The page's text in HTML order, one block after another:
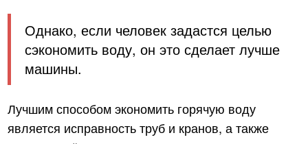
Однако, если человек задастся целью
сэкономить воду, он это сделает лучше
машины.
Лучшим способом экономить горячую воду
является исправность труб и кранов, а также